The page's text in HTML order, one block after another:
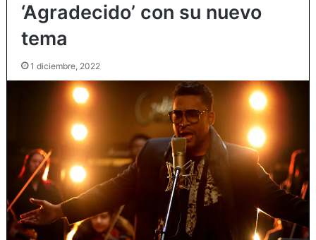
‘Agradecido’ con su nuevo
tema
1 diciembre, 2022